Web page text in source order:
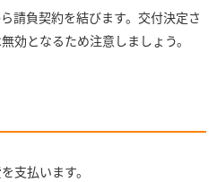
請負契約を結びます。交付決定さ
効となるため注意しましょう。
支払います。